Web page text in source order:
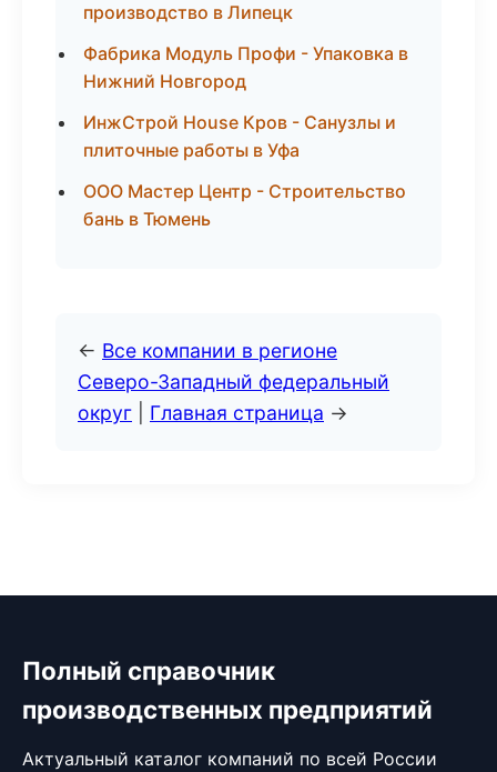
производство в Липецк
Фабрика Модуль Профи - Упаковка в
Нижний Новгород
ИнжСтрой House Кров - Санузлы и
плиточные работы в Уфа
ООО Мастер Центр - Строительство
бань в Тюмень
← Все компании в регионе
Северо-Западный федеральный
округ
Главная страница →
Полный справочник
производственных предприятий
Актуальный каталог компаний по всей России